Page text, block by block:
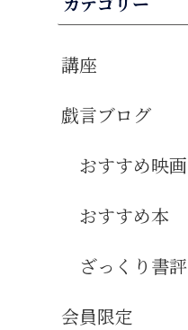
講座
戯言ブログ
おすすめ映画
おすすめ本
ざっくり書評
会員限定